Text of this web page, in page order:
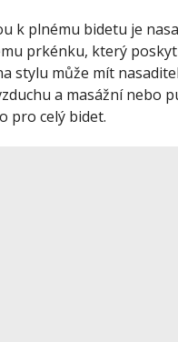
k plnému bidetu je
prkénku, který
stylu může mít
a masážní nebo
pro celý bidet.